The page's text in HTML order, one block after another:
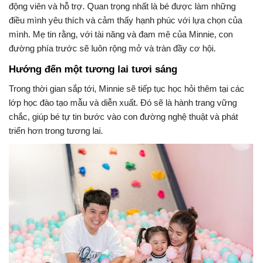
động viên và hỗ trợ. Quan trọng nhất là bé được làm những
điều mình yêu thích và cảm thấy hạnh phúc với lựa chọn của
mình. Mẹ tin rằng, với tài năng và đam mê của Minnie, con
đường phía trước sẽ luôn rộng mở và tràn đầy cơ hội.
Hướng đến một tương lai tươi sáng
Trong thời gian sắp tới, Minnie sẽ tiếp tục học hỏi thêm tại các
lớp học đào tạo mẫu và diễn xuất. Đó sẽ là hành trang vững
chắc, giúp bé tự tin bước vào con đường nghệ thuật và phát
triển hơn trong tương lai.